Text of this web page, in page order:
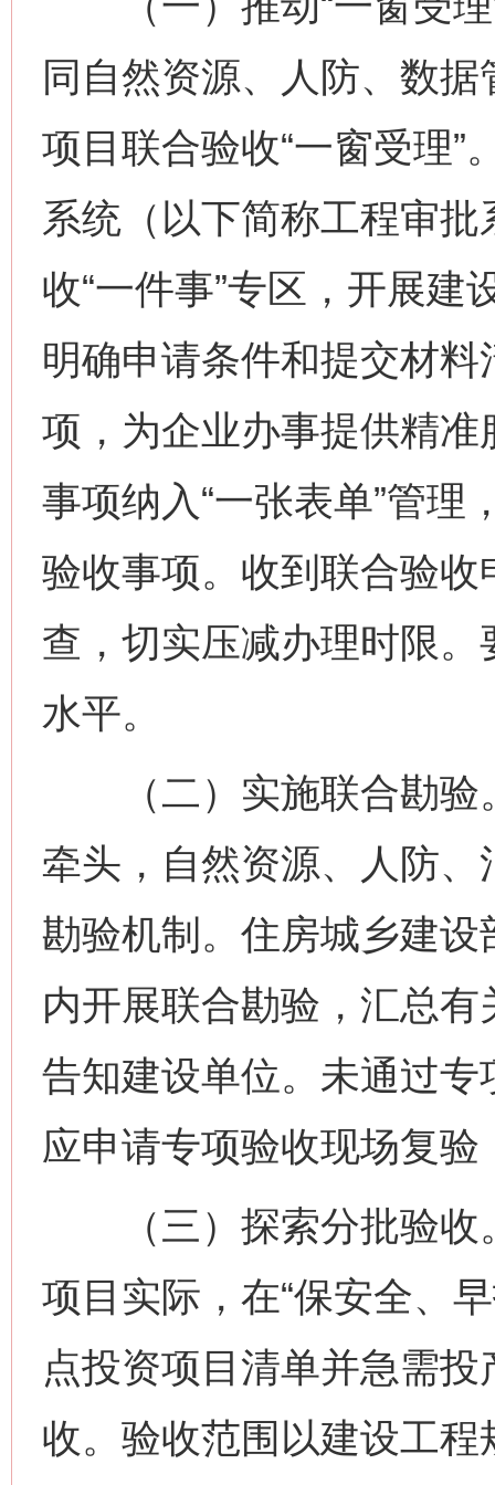
同自然资源、人防、数
项目联合验收“一窗受理”
系统（以下简称工程审
收“一件事”专区，开展
明确申请条件和提交材
项，为企业办事提供精
事项纳入“一张表单”管理
验收事项。收到联合验
查，切实压减办理时限
水平。
（二）实施联合勘验
牵头，自然资源、人防
勘验机制。住房城乡建
内开展联合勘验，汇总
告知建设单位。未通过
应申请专项验收现场复
（三）探索分批验收
项目实际，在“保安全、
点投资项目清单并急需
收。验收范围以建设工